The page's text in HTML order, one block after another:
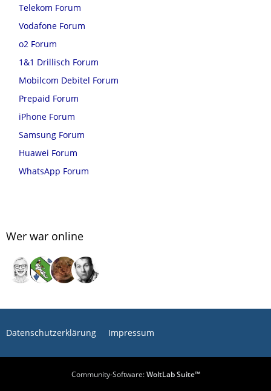
Telekom Forum
Vodafone Forum
o2 Forum
1&1 Drillisch Forum
Mobilcom Debitel Forum
Prepaid Forum
iPhone Forum
Samsung Forum
Huawei Forum
WhatsApp Forum
Wer war online
Datenschutzerklärung Impressum
Community-Software:WoltLab Suite™